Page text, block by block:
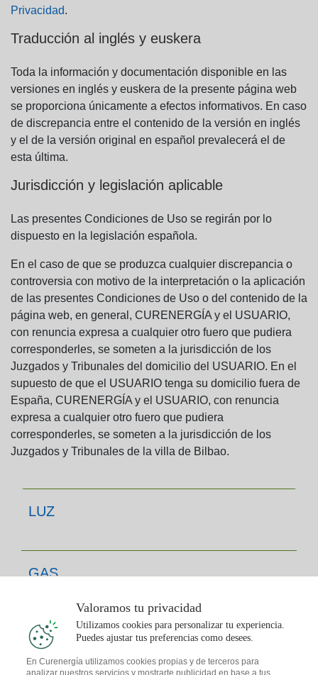
Privacidad.
Traducción al inglés y euskera
Toda la información y documentación disponible en las
versiones en inglés y euskera de la presente página web
se proporciona únicamente a efectos informativos. En caso
de discrepancia entre el contenido de la versión en inglés
y el de la versión original en español prevalecerá el de
esta última.
Jurisdicción y legislación aplicable
Las presentes Condiciones de Uso se regirán por lo
dispuesto en la legislación española.
En el caso de que se produzca cualquier discrepancia o
controversia con motivo de la interpretación o la aplicación
de las presentes Condiciones de Uso o del contenido de la
página web, en general, CURENERGÍA y el USUARIO,
con renuncia expresa a cualquier otro fuero que pudiera
corresponderles, se someten a la jurisdicción de los
Juzgados y Tribunales del domicilio del USUARIO. En el
supuesto de que el USUARIO tenga su domicilio fuera de
España, CURENERGÍA y el USUARIO, con renuncia
expresa a cualquier otro fuero que pudiera
corresponderles, se someten a la jurisdicción de los
Juzgados y Tribunales de la villa de Bilbao.
LUZ
GAS
TE INTERESA
Valoramos tu privacidad
Utilizamos cookies para personalizar tu experiencia.
Puedes ajustar tus preferencias como desees.
En Curenergía utilizamos cookies propias y de terceros para
analizar nuestros servicios y mostrarte publicidad en base a tus